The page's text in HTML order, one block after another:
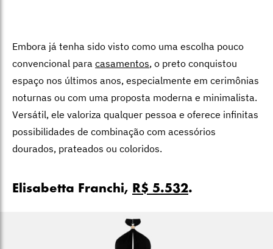
Embora já tenha sido visto como uma escolha pouco
convencional para casamentos, o preto conquistou
espaço nos últimos anos, especialmente em cerimônias
noturnas ou com uma proposta moderna e minimalista.
Versátil, ele valoriza qualquer pessoa e oferece infinitas
possibilidades de combinação com acessórios
dourados, prateados ou coloridos.
Elisabetta Franchi, R$ 5.532.